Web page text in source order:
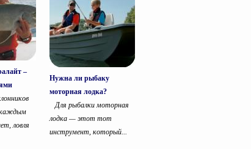
–
каждым
ловля
Нужна ли рыбаку
моторная лодка?
Для рыбалки моторная
лодка — этот тот
инструмент, который...